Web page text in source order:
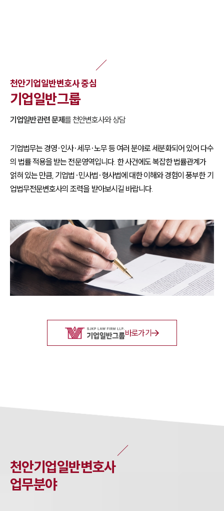
천안기업일반변호사 중심
기업일반그룹
기업일반관련 문제를 천안변호사와 상담
기업법무는 경영·인사·세무·노무 등 여러 분야로 세분화되어 있어 다수
의 법률 적용을 받는 전문영역입니다. 한 사건에도 복잡한 법률관계가
얽혀 있는 만큼, 기업법·민사법·형사법에 대한 이해와 경험이 풍부한 기
업법무전문변호사의 조력을 받아보시길 바랍니다.
바로가기
천안기업일반변호사
업무분야